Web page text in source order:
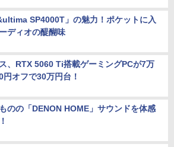
SP4000T」の魅力！ポケットに入
ディオの醍醐味
、RTX 5060 Ti搭載ゲーミングPCが7万
円オフで30万円台！
のの「DENON HOME」サウンドを体感